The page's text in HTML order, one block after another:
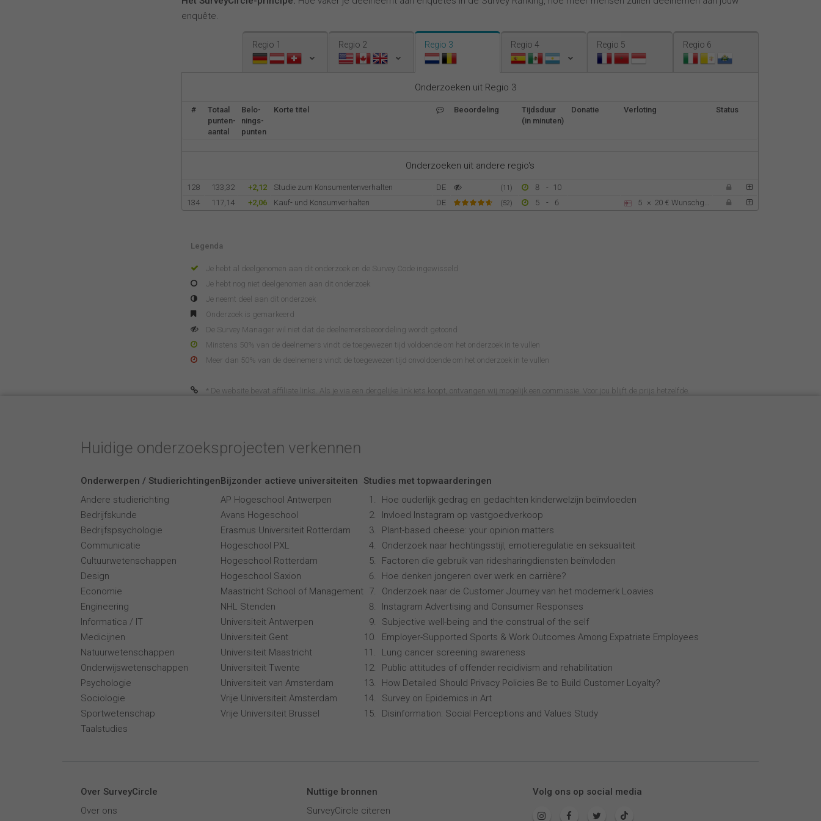
enquête.
Regio 1 Regio 2 Regio 3 Regio 4 Regio 5 Regio 6
Onderzoeken uit Regio 3
#
Totaal
punten-
aantal
Belo-
nings-
punten
Korte titel Beoordeling
Tijdsduur
(in minuten)
Donatie Verloting Status
Onderzoeken uit andere regio's
128 133,32 +2,12 Studie zum Konsumentenverhalten DE (11) 8 -
10
134
117,14 +2,06 Kauf- und Konsumverhalten DE (52) 5 - 6 5 × 20 € Wunschgutschein
Legenda
Je hebt al deelgenomen aan dit onderzoek en de Survey Code ingewisseld
Je hebt nog niet deelgenomen aan dit onderzoek
Je neemt deel aan dit onderzoek
Onderzoek is gemarkeerd
De Survey Manager wil niet dat de deelnemersbeoordeling wordt getoond
Minstens 50% van de deelnemers vindt de toegewezen tijd voldoende om het onderzoek in te vullen
Meer dan 50% van de deelnemers vindt de toegewezen tijd onvoldoende om het onderzoek in te vullen
* De website bevat affiliate links. Als je via een dergelijke link iets koopt, ontvangen wij mogelijk een commissie. Voor jou blijft de prijs hetzelfde.
Huidige onderzoeksprojecten verkennen
Onderwerpen / Studierichtingen
Andere studierichting
Bedrijfskunde
Bedrijfspsychologie
Communicatie
Cultuurwetenschappen
Design
Economie
Engineering
Informatica / IT
Medicijnen
Natuurwetenschappen
Onderwijswetenschappen
Psychologie
Sociologie
Sportwetenschap
Taalstudies
Bijzonder actieve universiteiten
AP Hogeschool Antwerpen
Avans Hogeschool
Erasmus Universiteit Rotterdam
Hogeschool PXL
Hogeschool Rotterdam
Hogeschool Saxion
Maastricht School of Management
NHL Stenden
Universiteit Antwerpen
Universiteit Gent
Universiteit Maastricht
Universiteit Twente
Universiteit van Amsterdam
Vrije Universiteit Amsterdam
Vrije Universiteit Brussel
Studies met topwaarderingen
Hoe ouderlijk gedrag en gedachten kinderwelzijn beïnvloeden
Invloed Instagram op vastgoedverkoop
Plant-based cheese: your opinion matters
Onderzoek naar hechtingsstijl, emotieregulatie en seksualiteit
Factoren die gebruik van ridesharingdiensten beïnvloden
Hoe denken jongeren over werk en carrière?
Onderzoek naar de Customer Journey van het modemerk Loavies
Instagram Advertising and Consumer Responses
Subjective well-being and the construal of the self
Employer-Supported Sports & Work Outcomes Among Expatriate Employees
Lung cancer screening awareness
Public attitudes of offender recidivism and rehabilitation
How Detailed Should Privacy Policies Be to Build Customer Loyalty?
Survey on Epidemics in Art
Disinformation: Social Perceptions and Values Study
Over SurveyCircle
Over ons
Nuttige bronnen
SurveyCircle citeren
Volg ons op social media
Français